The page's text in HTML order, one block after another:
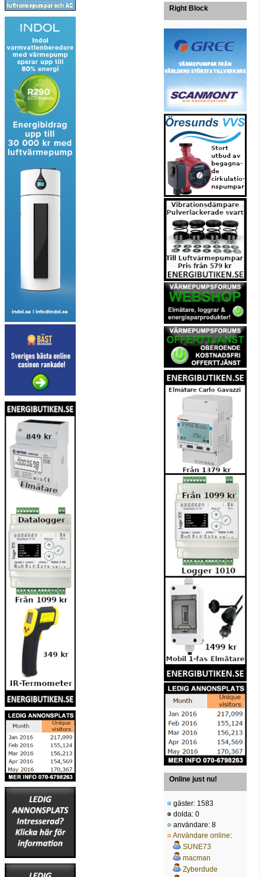
Right Block
Online just nu!
gäster: 1583
dolda: 0
användare: 8
Användare online:
SUNE73
macman
Zyberdude